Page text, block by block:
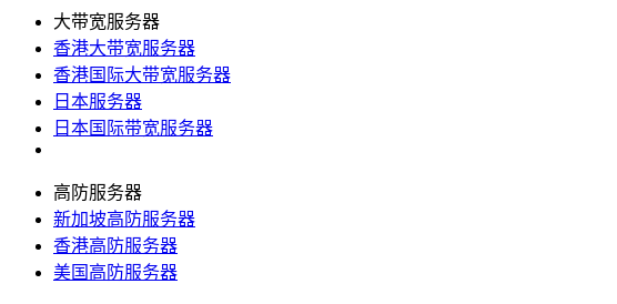
大带宽服务器
香港大带宽服务器
香港国际大带宽服务器
日本服务器
日本国际带宽服务器
高防服务器
新加坡高防服务器
香港高防服务器
美国高防服务器